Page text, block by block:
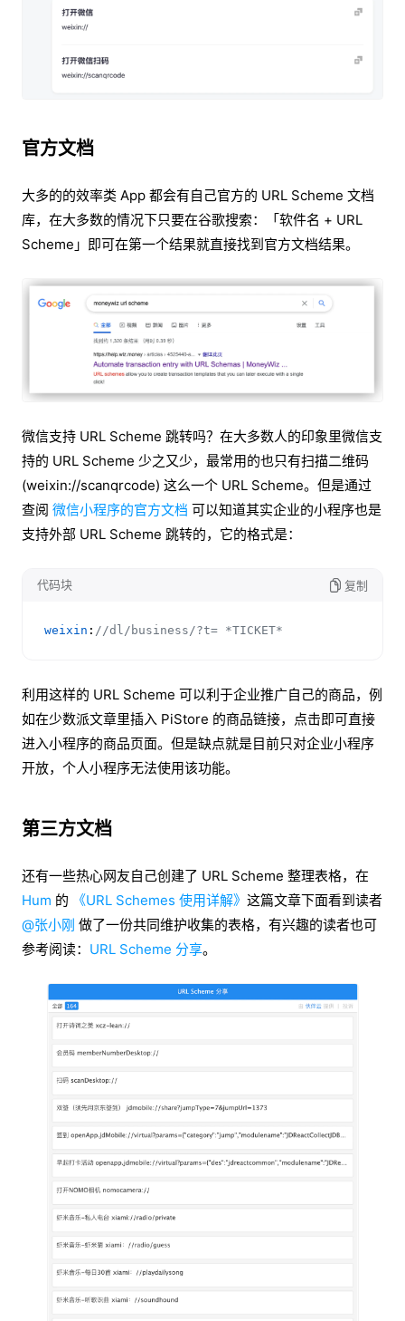
官方文档
大多的的效率类 App 都会有自己官方的 URL Scheme 文档
库，在大多数的情况下只要在谷歌搜索：「软件名 + URL
Scheme」即可在第一个结果就直接找到官方文档结果。
微信支持 URL Scheme 跳转吗？在大多数人的印象里微信支
持的 URL Scheme 少之又少，最常用的也只有扫描二维码
(weixin://scanqrcode) 这么一个 URL Scheme。但是通过
查阅 微信小程序的官方文档 可以知道其实企业的小程序也是
支持外部 URL Scheme 跳转的，它的格式是：
代码块 复制
weixin : //dl/business/?t= *TICKET*
利用这样的 URL Scheme 可以利于企业推广自己的商品，例
如在少数派文章里插入 PiStore 的商品链接，点击即可直接
进入小程序的商品页面。但是缺点就是目前只对企业小程序
开放，个人小程序无法使用该功能。
第三方文档
还有一些热心网友自己创建了 URL Scheme 整理表格，在
Hum 的 《URL Schemes 使用详解》 这篇文章下面看到读者
@张小刚 做了一份共同维护收集的表格，有兴趣的读者也可
参考阅读： URL Scheme 分享。